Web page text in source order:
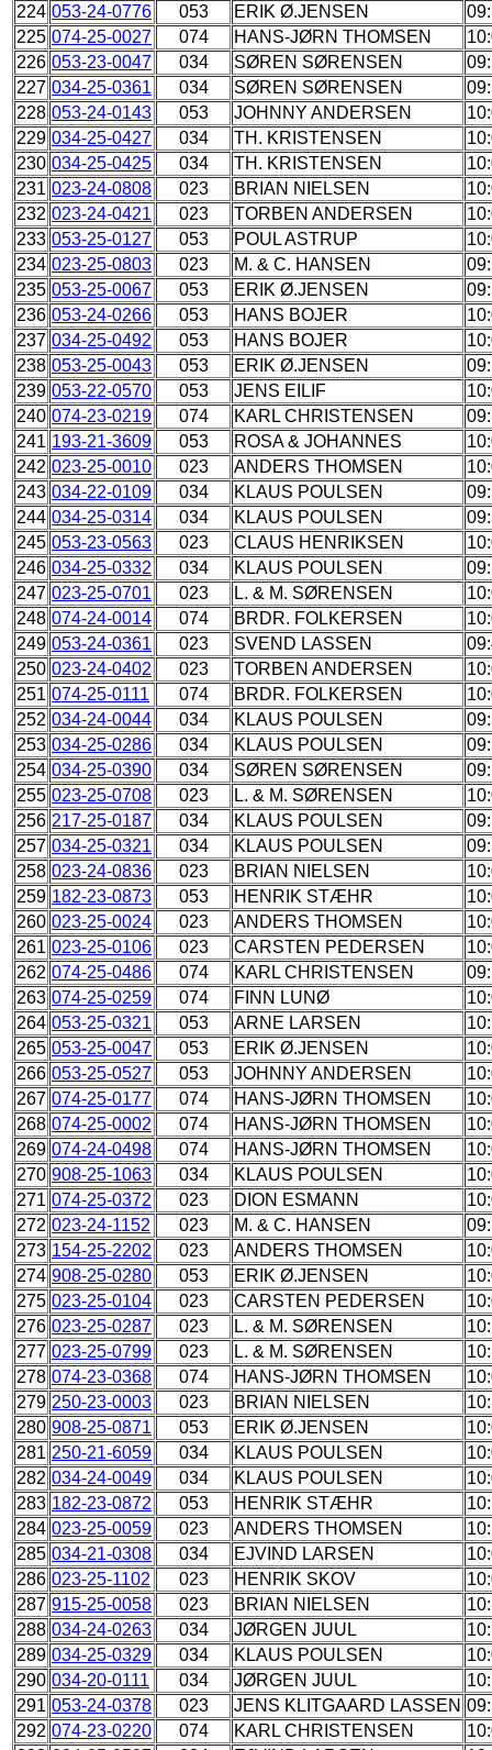
224 053-24-0776 053 ERIK Ø.JENSEN
225 074-25-0027 074 HANS-JØRN THOMSEN
226 053-23-0047 034 SØREN SØRENSEN
227 034-25-0361 034 SØREN SØRENSEN
228 053-24-0143 053 JOHNNY ANDERSEN
229 034-25-0427 034 TH. KRISTENSEN
230 034-25-0425 034 TH. KRISTENSEN
231 023-24-0808 023 BRIAN NIELSEN
232 023-24-0421 023 TORBEN ANDERSEN
233 053-25-0127 053 POUL ASTRUP
234 023-25-0803 023 M. & C. HANSEN
235 053-25-0067 053 ERIK Ø.JENSEN
236 053-24-0266 053 HANS BOJER
237 034-25-0492 053 HANS BOJER
238 053-25-0043 053 ERIK Ø.JENSEN
239 053-22-0570 053 JENS EILIF
240 074-23-0219 074 KARL CHRISTENSEN
241 193-21-3609 053 ROSA & JOHANNES
242 023-25-0010 023 ANDERS THOMSEN
243 034-22-0109 034 KLAUS POULSEN
244 034-25-0314 034 KLAUS POULSEN
245 053-23-0563 023 CLAUS HENRIKSEN
246 034-25-0332 034 KLAUS POULSEN
247 023-25-0701 023 L. & M. SØRENSEN
248 074-24-0014 074 BRDR. FOLKERSEN
249 053-24-0361 023 SVEND LASSEN
250 023-24-0402 023 TORBEN ANDERSEN
251 074-25-0111 074 BRDR. FOLKERSEN
252 034-24-0044 034 KLAUS POULSEN
253 034-25-0286 034 KLAUS POULSEN
254 034-25-0390 034 SØREN SØRENSEN
255 023-25-0708 023 L. & M. SØRENSEN
256 217-25-0187 034 KLAUS POULSEN
257 034-25-0321 034 KLAUS POULSEN
258 023-24-0836 023 BRIAN NIELSEN
259 182-23-0873 053 HENRIK STÆHR
260 023-25-0024 023 ANDERS THOMSEN
261 023-25-0106 023 CARSTEN PEDERSEN
262 074-25-0486 074 KARL CHRISTENSEN
263 074-25-0259 074 FINN LUNØ
264 053-25-0321 053 ARNE LARSEN
265 053-25-0047 053 ERIK Ø.JENSEN
266 053-25-0527 053 JOHNNY ANDERSEN
267 074-25-0177 074 HANS-JØRN THOMSEN
268 074-25-0002 074 HANS-JØRN THOMSEN
269 074-24-0498 074 HANS-JØRN THOMSEN
270 908-25-1063 034 KLAUS POULSEN
271 074-25-0372 023 DION ESMANN
272 023-24-1152 023 M. & C. HANSEN
273 154-25-2202 023 ANDERS THOMSEN
274 908-25-0280 053 ERIK Ø.JENSEN
275 023-25-0104 023 CARSTEN PEDERSEN
276 023-25-0287 023 L. & M. SØRENSEN
277 023-25-0799 023 L. & M. SØRENSEN
278 074-23-0368 074 HANS-JØRN THOMSEN
279 250-23-0003 023 BRIAN NIELSEN
280 908-25-0871 053 ERIK Ø.JENSEN
281 250-21-6059 034 KLAUS POULSEN
282 034-24-0049 034 KLAUS POULSEN
283 182-23-0872 053 HENRIK STÆHR
284 023-25-0059 023 ANDERS THOMSEN
285 034-21-0308 034 EJVIND LARSEN
286 023-25-1102 023 HENRIK SKOV
287 915-25-0058 023 BRIAN NIELSEN
288 034-24-0263 034 JØRGEN JUUL
289 034-25-0329 034 KLAUS POULSEN
290 034-20-0111 034 JØRGEN JUUL
291 053-24-0378 023 JENS KLITGAARD LASSEN
292 074-23-0220 074 KARL CHRISTENSEN